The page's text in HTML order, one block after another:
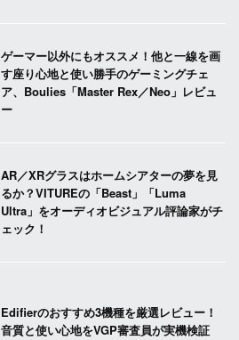
ゲーマー以外にもオススメ！他と一線を画
す座り心地と使い勝手のゲーミングチェ
ア、Boulies「Master Rex／Neo」レビュ
ー
AR／XRグラスはホームシアターの夢を見
るか？VITUREの「Beast」「Luma
Ultra」をオーディオビジュアル評論家がチ
ェック！
Edifierのおすすめ3機種を厳選レビュー！
音質と使い心地をVGP審査員が実機検証